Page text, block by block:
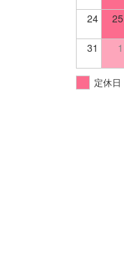
24 25
31 1
定休日